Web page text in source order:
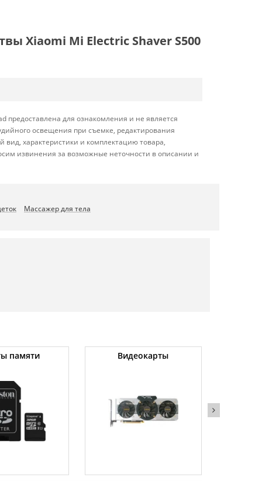
Xiaomi Mi Electric Shaver S500
предоставлена для ознакомления и не является
освещения при съемке, редактирования
характеристики и комплектацию товара,
извинения за возможные неточности в описании и
Массажер для тела
памяти Видеокарты